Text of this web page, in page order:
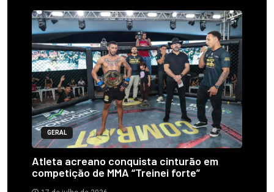
GERAL
Atleta acreano conquista cinturão em
competição de MMA “Treinei forte”